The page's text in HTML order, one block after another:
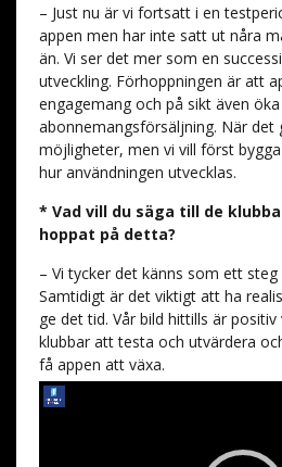
– Just nu är vi fortsatt i en
appen men har inte satt ut nåra
än. Vi ser det mer som en
utveckling. Förhoppningen är att
engagemang och på sikt även
abonnemangsförsäljning. När det
möjligheter, men vi vill först
hur användningen utvecklas.
* Vad vill du säga till de
hoppat på detta?
– Vi tycker det känns som ett
Samtidigt är det viktigt att ha
ge det tid. Vår bild hittills är
klubbar att testa och utvärdera
få appen att växa.
Videospelare